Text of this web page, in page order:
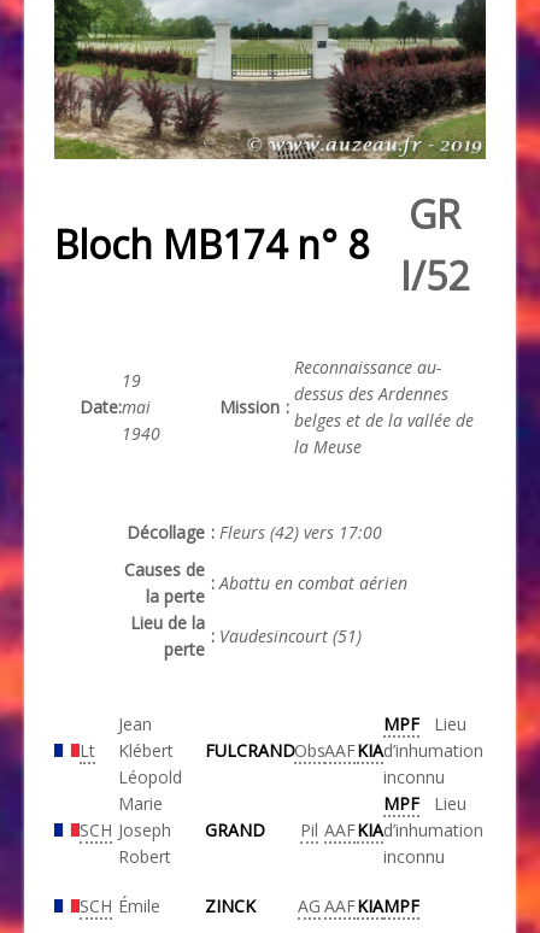
Bloch MB174 n° 8
GR
I/52
Date:
19
mai
1940
Mission :
Reconnaissance au-
dessus des Ardennes
belges et de la vallée de
la Meuse
Décollage : Fleurs (42) vers 17:00
Causes de
la perte
: Abattu en combat aérien
Lieu de la
perte
: Vaudesincourt (51)
Lt
Jean
Klébert
Léopold
FULCRANDObsAAFKIA
MPF Lieu
d’inhumation
inconnu
SCH
Marie
Joseph
Robert
GRAND Pil AAFKIA
MPF Lieu
d’inhumation
inconnu
SCH Émile ZINCK AG AAFKIAMPF